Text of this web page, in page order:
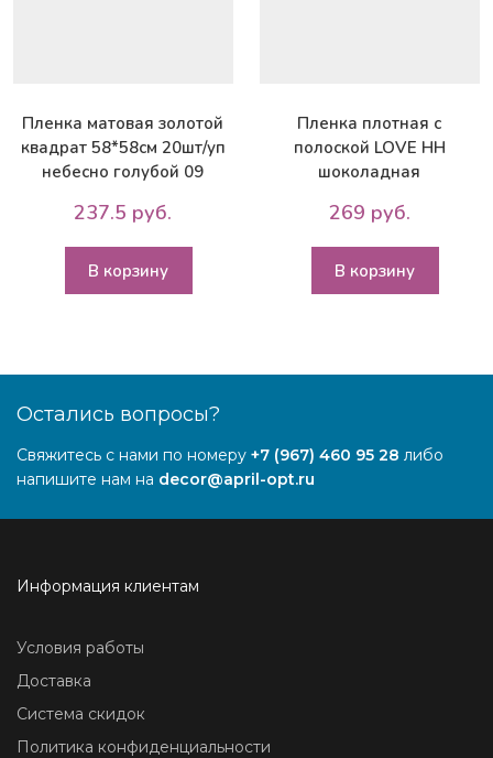
Пленка матовая золотой
квадрат 58*58см 20шт/уп
небесно голубой 09
237.5 руб.
В корзину
Пленка плотная c
полоской LOVE НН
шоколадная
269 руб.
В корзину
Остались вопросы?
Свяжитесь с нами по номеру +7 (967) 460 95 28 либо
напишите нам на decor@april-opt.ru
Информация клиентам
Условия работы
Доставка
Система скидок
Политика конфиденциальности